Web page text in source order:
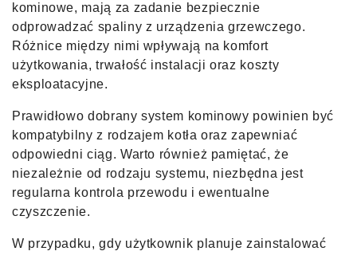
kominowe, mają za zadanie bezpiecznie
odprowadzać spaliny z urządzenia grzewczego.
Różnice między nimi wpływają na komfort
użytkowania, trwałość instalacji oraz koszty
eksploatacyjne.
Prawidłowo dobrany system kominowy powinien być
kompatybilny z rodzajem kotła oraz zapewniać
odpowiedni ciąg. Warto również pamiętać, że
niezależnie od rodzaju systemu, niezbędna jest
regularna kontrola przewodu i ewentualne
czyszczenie.
W przypadku, gdy użytkownik planuje zainstalować